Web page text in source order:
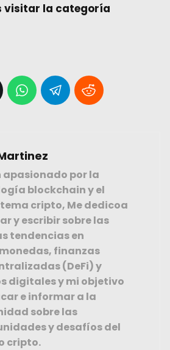
visitar la categoría
apasionado por la
blockchain y el
cripto, Me dedicoa
y escribir sobre las
tendencias en
finanzas
(DeFi) y
digitales y mi objetivo
e informar a la
sobre las
y desafíos del
cripto.